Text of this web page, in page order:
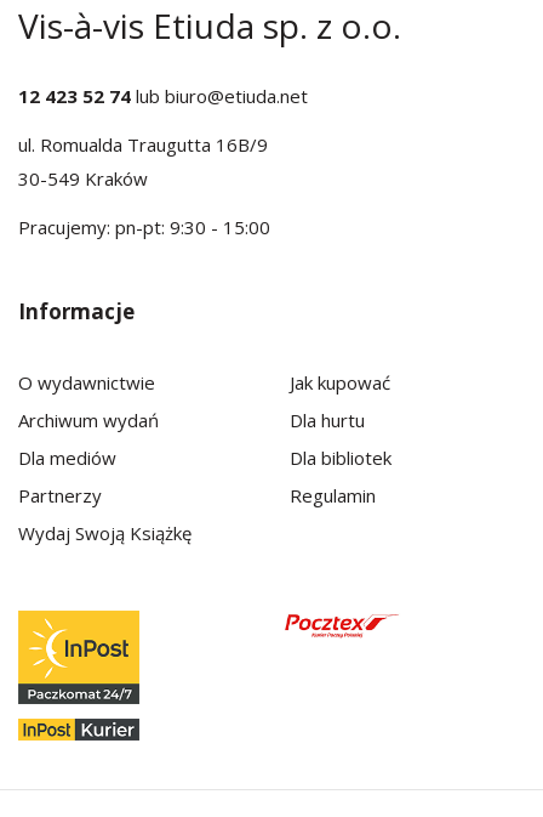
Vis-à-vis Etiuda sp. z o.o.
12 423 52 74 lub biuro@etiuda.net
ul. Romualda Traugutta 16B/9
30-549 Kraków
Pracujemy: pn-pt: 9:30 - 15:00
Informacje
O wydawnictwie
Archiwum wydań
Dla mediów
Partnerzy
Wydaj Swoją Książkę
Jak kupować
Dla hurtu
Dla bibliotek
Regulamin